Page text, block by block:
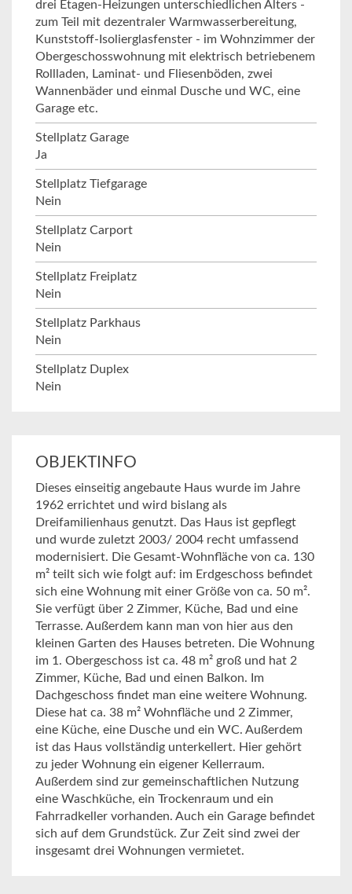
drei Etagen-Heizungen unterschiedlichen Alters -
zum Teil mit dezentraler Warmwasserbereitung,
Kunststoff-Isolierglasfenster - im Wohnzimmer der
Obergeschosswohnung mit elektrisch betriebenem
Rollladen, Laminat- und Fliesenböden, zwei
Wannenbäder und einmal Dusche und WC, eine
Garage etc.
Stellplatz Garage
Ja
Stellplatz Tiefgarage
Nein
Stellplatz Carport
Nein
Stellplatz Freiplatz
Nein
Stellplatz Parkhaus
Nein
Stellplatz Duplex
Nein
OBJEKTINFO
Dieses einseitig angebaute Haus wurde im Jahre
1962 errichtet und wird bislang als
Dreifamilienhaus genutzt. Das Haus ist gepflegt
und wurde zuletzt 2003/ 2004 recht umfassend
modernisiert. Die Gesamt-Wohnfläche von ca. 130
m² teilt sich wie folgt auf: im Erdgeschoss befindet
sich eine Wohnung mit einer Größe von ca. 50 m².
Sie verfügt über 2 Zimmer, Küche, Bad und eine
Terrasse. Außerdem kann man von hier aus den
kleinen Garten des Hauses betreten. Die Wohnung
im 1. Obergeschoss ist ca. 48 m² groß und hat 2
Zimmer, Küche, Bad und einen Balkon. Im
Dachgeschoss findet man eine weitere Wohnung.
Diese hat ca. 38 m² Wohnfläche und 2 Zimmer,
eine Küche, eine Dusche und ein WC. Außerdem
ist das Haus vollständig unterkellert. Hier gehört
zu jeder Wohnung ein eigener Kellerraum.
Außerdem sind zur gemeinschaftlichen Nutzung
eine Waschküche, ein Trockenraum und ein
Fahrradkeller vorhanden. Auch ein Garage befindet
sich auf dem Grundstück. Zur Zeit sind zwei der
insgesamt drei Wohnungen vermietet.